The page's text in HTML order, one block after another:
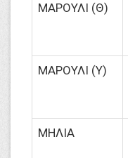
ΜΑΡΟΥΛΙ (Θ)
ΜΑΡΟΥΛΙ (Υ)
ΜΗΛΙΑ